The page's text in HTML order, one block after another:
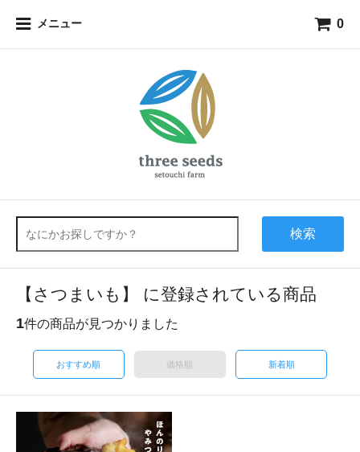
メニュー 0
検索
【さつまいも】 に登録されている商品
1件の商品が見つかりました
おすすめ順 価格順 新着順